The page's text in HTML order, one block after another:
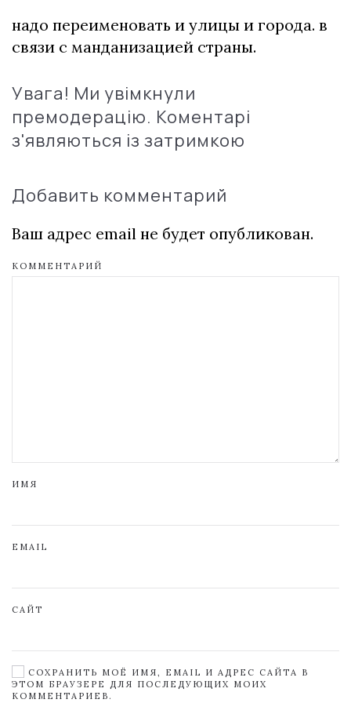
надо переименовать и улицы и города. в
связи с манданизацией страны.
Увага! Ми увімкнули
премодерацію. Коментарі
з'являються із затримкою
Добавить комментарий
Ваш адрес email не будет опубликован.
КОММЕНТАРИЙ
ИМЯ
EMAIL
САЙТ
СОХРАНИТЬ МОЁ ИМЯ, EMAIL И АДРЕС САЙТА В
ЭТОМ БРАУЗЕРЕ ДЛЯ ПОСЛЕДУЮЩИХ МОИХ
КОММЕНТАРИЕВ.